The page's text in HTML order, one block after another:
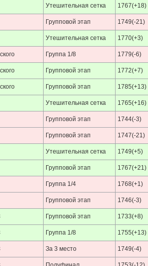
Утешительная сетка 1767(+18)
Групповой этап 1749(-21)
Утешительная сетка 1770(+3)
Группа 1/8 1779(-6)
Групповой этап 1772(+7)
Групповой этап 1785(+13)
Утешительная сетка 1765(+16)
Групповой этап 1744(-3)
Групповой этап 1747(-21)
Утешительная сетка 1749(+5)
Групповой этап 1767(+21)
Группа 1/4 1768(+1)
Групповой этап 1746(-3)
Групповой этап 1733(+8)
Группа 1/8 1755(+13)
За 3 место 1749(-4)